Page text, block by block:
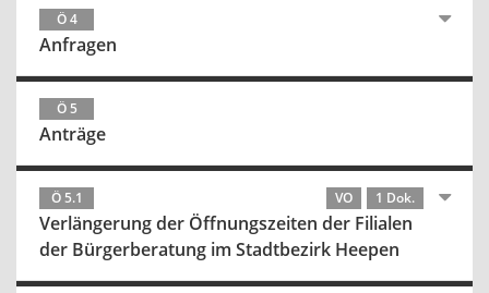
Ö 4
Anfragen
Ö 5
Anträge
Ö 5.1 VO 1 Dok.
Verlängerung der Öffnungszeiten der Filialen
der Bürgerberatung im Stadtbezirk Heepen